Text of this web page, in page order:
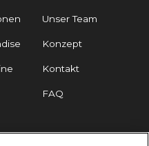
Unser Team
Konzept
Kontakt
FAQ